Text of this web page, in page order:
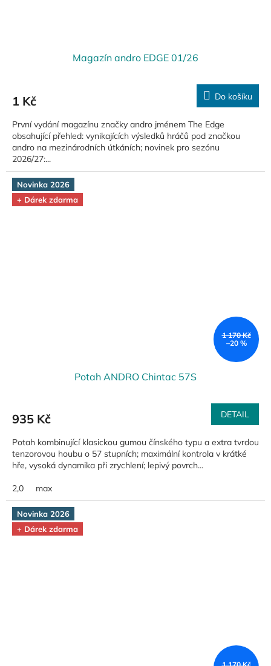
Magazín andro EDGE 01/26
1 Kč Do košíku
První vydání magazínu značky andro jménem The Edge
obsahující přehled: vynikajících výsledků hráčů pod značkou
andro na mezinárodních útkáních; novinek pro sezónu
2026/27:...
Novinka 2026
+ Dárek zdarma
1 170 Kč
–20 %
Potah ANDRO Chintac 57S
935 Kč DETAIL
Potah kombinující klasickou gumou čínského typu a extra tvrdou
tenzorovou houbu o 57 stupních; maximální kontrola v krátké
hře, vysoká dynamika při zrychlení; lepivý povrch...
2,0 max
Novinka 2026
+ Dárek zdarma